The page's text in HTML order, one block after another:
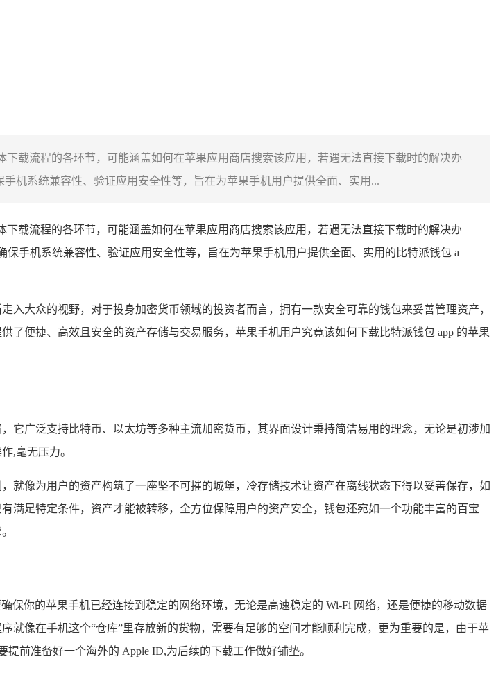
载流程的各环节，可能涵盖如何在苹果应用商店搜索该应用，若遇无法直接下载时的解决办
机系统兼容性、验证应用安全性等，旨在为苹果手机用户提供全面、实用...
载流程的各环节，可能涵盖如何在苹果应用商店搜索该应用，若遇无法直接下载时的解决办
手机系统兼容性、验证应用安全性等，旨在为苹果手机用户提供全面、实用的比特派钱包 a
入大众的视野，对于投身加密货币领域的投资者而言，拥有一款安全可靠的钱包来妥善管理资产，
便捷、高效且安全的资产存储与交易服务，苹果手机用户究竟该如何下载比特派钱包 app 的苹果
它广泛支持比特币、以太坊等多种主流加密货币，其界面设计秉持简洁易用的理念，无论是初涉加
,毫无压力。
就像为用户的资产构筑了一座坚不可摧的城堡，冷存储技术让资产在离线状态下得以妥善保存，如
满足特定条件，资产才能被转移，全方位保障用户的资产安全，钱包还宛如一个功能丰富的百宝
保你的苹果手机已经连接到稳定的网络环境，无论是高速稳定的 Wi-Fi 网络，还是便捷的移动数据
就像在手机这个“仓库”里存放新的货物，需要有足够的空间才能顺利完成，更为重要的是，由于苹
前准备好一个海外的 Apple ID,为后续的下载工作做好铺垫。